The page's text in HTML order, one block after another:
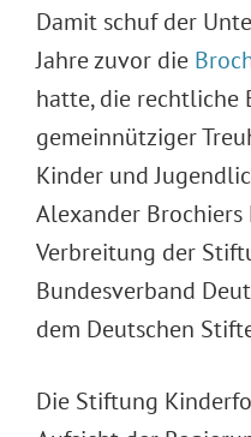
Damit schuf der
Jahre zuvor die
hatte, die rechtliche
gemeinnütziger
Kinder und
Alexander
Verbreitung der
Bundesverband
dem Deutschen
Die Stiftung